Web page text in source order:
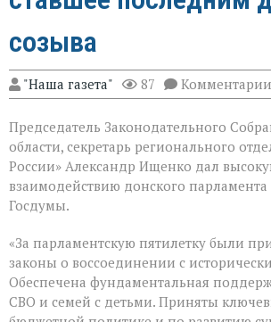
созыва
"Наша газета" 87 Комментарии
Председатель Законодательного
области, секретарь регионального
России» Александр Ищенко дал
взаимодействию донского парламента
Госдумы.
«За парламентскую пятилетку были
законы о воссоединении с
Обеспечена фундаментальная
СВО и семей с детьми. Приняты